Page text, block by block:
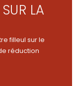
LA
filleul sur le
réduction